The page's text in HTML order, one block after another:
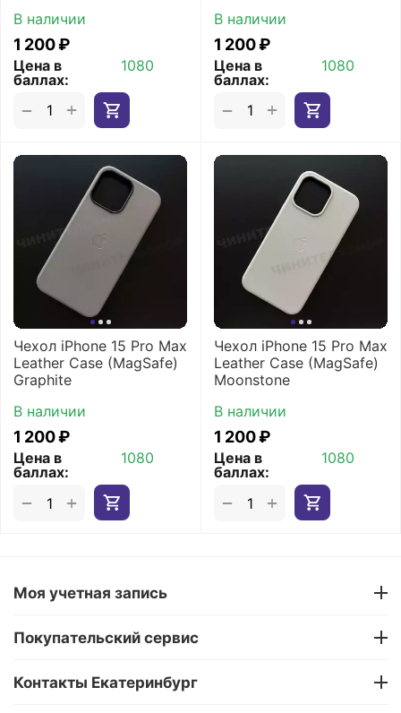
В наличии
1 200₽
Цена в
баллах:
1080
+
−
В наличии
1 200₽
Цена в
баллах:
1080
+
−
Чехол iPhone 15 Pro Max
Leather Case (MagSafe)
Graphite
В наличии
1 200₽
Цена в
баллах:
1080
+
−
Чехол iPhone 15 Pro Max
Leather Case (MagSafe)
Moonstone
В наличии
1 200₽
Цена в
баллах:
1080
+
−
Моя учетная запись
Покупательский сервис
Контакты Екатеринбург